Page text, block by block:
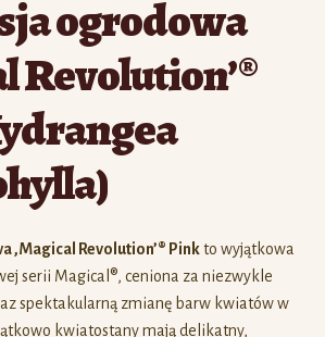
ogrodowa
Revolution’®
‚Magical Revolution’® Pinkto wyjątkowa
serii Magical®, ceniona za niezwykle
spektakularną zmianę barw kwiatów w
kwiatostany mają delikatny,